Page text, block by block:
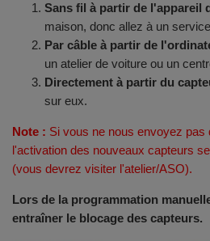
Sans fil à partir de l'appareil
maison, donc allez à un
Par câble à partir de
un atelier de voiture ou un
Directement à partir du
sur eux.
Note : Si vous ne nous envoyez
l'activation des nouveaux capteurs
(vous devrez visiter l'atelier/ASO).
Lors de la programmation
entraîner le blocage des capteurs.